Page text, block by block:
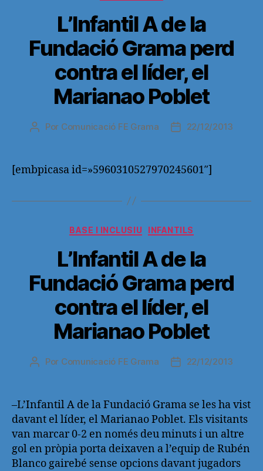
L’Infantil A de la
Fundació Grama perd
contra el líder, el
Marianao Poblet
Autor
entrada
Por Comunicació FE Grama
Fecha
entrada
22/12/2013
[embpicasa id=»5960310527970245601″]
Categorías
BASE I INCLUSIU INFANTILS
L’Infantil A de la
Fundació Grama perd
contra el líder, el
Marianao Poblet
Autor
entrada
Por Comunicació FE Grama
Fecha
entrada
22/12/2013
–L’Infantil A de la Fundació Grama se les ha vist
davant el líder, el Marianao Poblet. Els visitants
van marcar 0-2 en només deu minuts i un altre
gol en pròpia porta deixaven a l’equip de Rubén
Blanco gairebé sense opcions davant jugadors